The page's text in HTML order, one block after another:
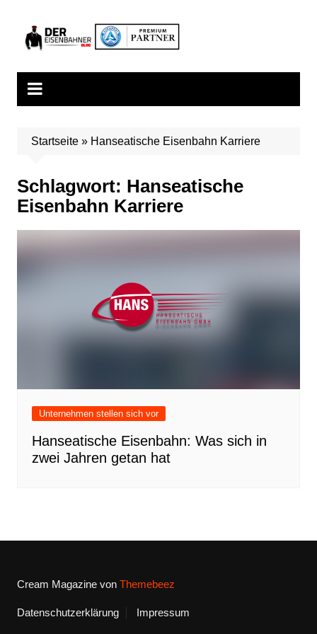
springen
Startseite» Hanseatische Eisenbahn Karriere
Schlagwort: Hanseatische
Eisenbahn Karriere
Unternehmen stellen sich vor
Hanseatische Eisenbahn: Was sich in
zwei Jahren getan hat
Cream Magazine von Themebeez
Datenschutzerklärung Impressum